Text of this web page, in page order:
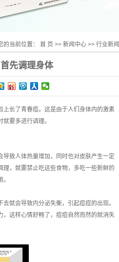
的当前位置： 首 页 >> 新闻中心 >> 行业新闻
先调理身体
长了青春痘。这是由于人们身体内的激素
要多进行调理。
致人体热量增加，同时也对皮肤产生一定
，就要禁止吃这些食物，多吃一些新鲜的
就会导致内分泌失衡，引起痘痘的出现。
这样心情舒畅了，痘痘自然而然的就消失